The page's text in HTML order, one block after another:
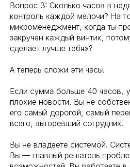
Вопрос 3: Сколько часов в
контроль каждой мелочи? На
микроменеджмент, когда ты
закручен каждый винтик,
сделает лучше тебя»?
А теперь сложи эти часы.
Если сумма больше 40 часов,
плохие новости. Вы не
его самый дорогой, самый
всего, выгоревший сотрудник.
Вы не владеете системой.
Вы — главный решатель